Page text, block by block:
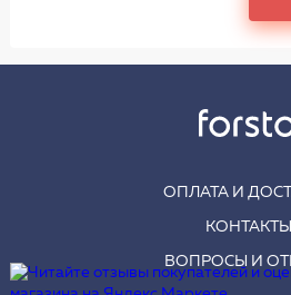
ОПЛАТА И
КОНТАКТЫ
ВОПРОСЫ И